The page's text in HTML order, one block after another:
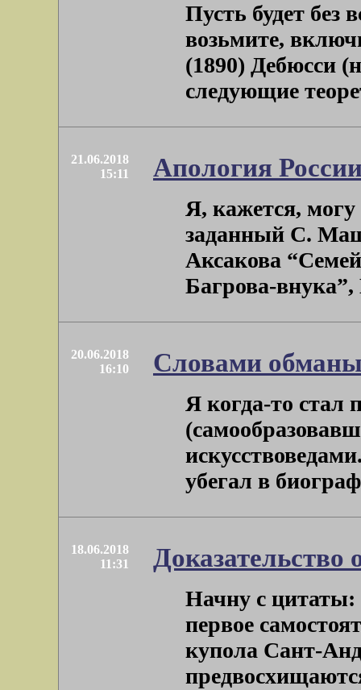
Пусть будет без
возьмите,
(1890) Дебюсси
следующие
21.06.2018
15:11
Апология
Я, кажется, могу
заданный С.
Аксакова
Багрова-
20.06.2018
16:10
Словами
Я когда-то стал
убегал в
18.06.2018
11:31
Доказательство
Начну с
первое
купола Сант-